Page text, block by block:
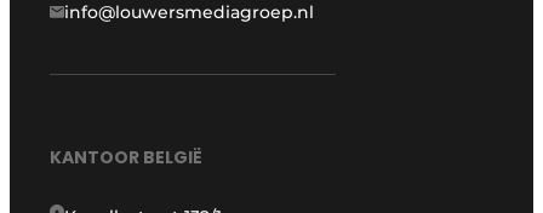
info@louwersmediagroep.nl
KANTOOR BELGIË